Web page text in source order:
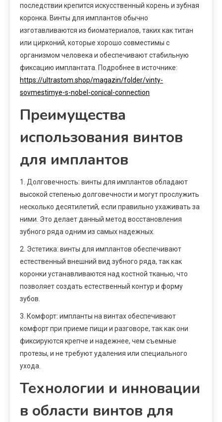
последствии крепится искусственный корень и зубная
коронка. Винты для имплантов обычно
изготавливаются из биоматериалов, таких как титан
или цирконий, которые хорошо совместимы с
организмом человека и обеспечивают стабильную
фиксацию имплантата. Подробнее в источнике:
https://ultrastom.shop/magazin/folder/vinty-
sovmestimye-s-nobel-conical-connection
Преимущества
использования винтов
для имплантов
1. Долговечность: винты для имплантов обладают
высокой степенью долговечности и могут прослужить
несколько десятилетий, если правильно ухаживать за
ними. Это делает данный метод восстановления
зубного ряда одним из самых надежных.
2. Эстетика: винты для имплантов обеспечивают
естественный внешний вид зубного ряда, так как
коронки устанавливаются над костной тканью, что
позволяет создать естественный контур и форму
зубов.
3. Комфорт: импланты на винтах обеспечивают
комфорт при приеме пищи и разговоре, так как они
фиксируются крепче и надежнее, чем съемные
протезы, и не требуют удаления или специального
ухода.
Технологии и инновации
в области винтов для